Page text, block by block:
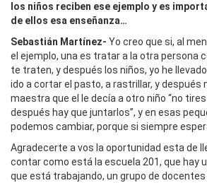
los niños reciben ese ejemplo y es
de ellos esa enseñanza…
Sebastián Martínez- Yo creo que si, al
el ejemplo, una es tratar a la otra persona
te traten, y después los niños, yo he
ido a cortar el pasto, a rastrillar, y después
maestra que el le decía a otro niño “no
después hay que juntarlos”, y en esas
podemos cambiar, porque si siempre
Agradecerte a vos la oportunidad esta de
contar como está la escuela 201, que hay
que está trabajando, un grupo de docentes